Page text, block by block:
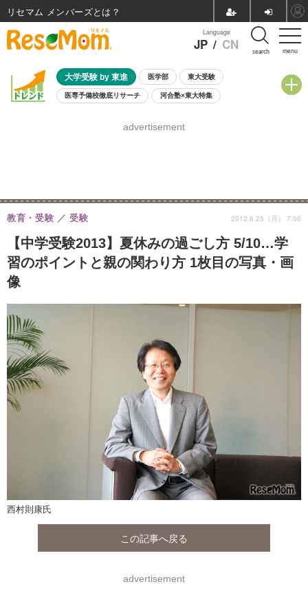
menu
Language
JP / CN search
大学受験 by 東進 医学部 東大受験
医専予備校徹底リサーチ 河合塾×東大特集
8月開催学校説明会・相談会
advertisement
【中学受験2013】夏休みの過ごし方 5/10…学
習のポイントと親の関わり方 1枚目の写真・画
像
教育・受験 受験 2012.6.25（月） 7:00
西村則康氏
この記事へ戻る
advertisement
リセマム メンバーズ